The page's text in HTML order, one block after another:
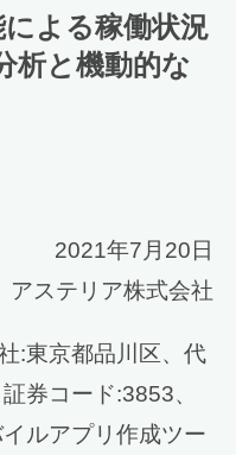
よる稼働状況
析と機動的な
2021年7月20日
アステリア株式会社
:東京都品川区、代
券コード:3853、
ルアプリ作成ツー